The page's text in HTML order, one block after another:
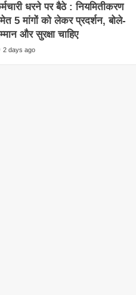
धरने पर बैठे : नियमितीकरण
5 मांगों को लेकर प्रदर्शन, बोले-
और सुरक्षा चाहिए
2 days ago